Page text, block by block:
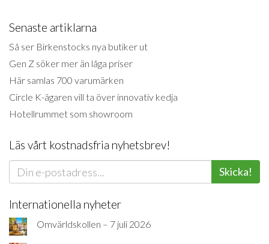
Senaste artiklarna
Så ser Birkenstocks nya butiker ut
Gen Z söker mer än låga priser
Här samlas 700 varumärken
Circle K-ägaren vill ta över innovativ kedja
Hotellrummet som showroom
Läs vårt kostnadsfria nyhetsbrev!
Skicka!
Internationella nyheter
Omvärldskollen – 7 juli 2026